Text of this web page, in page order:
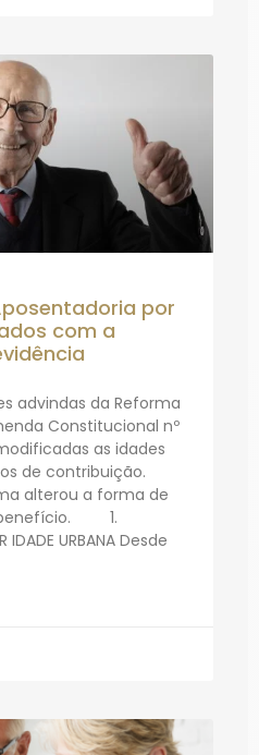
por
com a
advindas da Reforma
Constitucional nº
as idades
de contribuição.
alterou a forma de
benefício. 1.
IDADE URBANA Desde